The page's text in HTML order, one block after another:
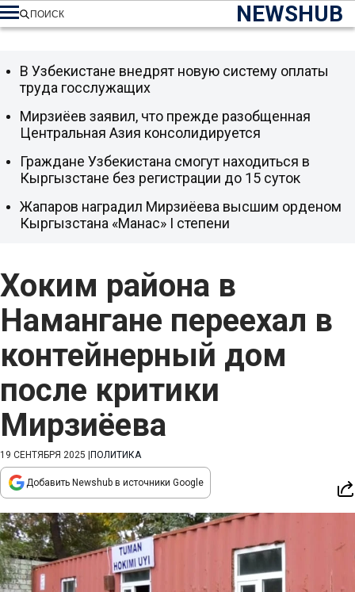
NEWSHUB
ПОИСК
Хоким района в
Намангане переехал в
контейнерный дом
после критики
Мирзиёева
19 СЕНТЯБРЯ 2025 ПОЛИТИКА
Добавить Newshub в источники Google
В Узбекистане внедрят новую систему оплаты
труда госслужащих
Мирзиёев заявил, что прежде разобщенная
Центральная Азия консолидируется
Граждане Узбекистана смогут находиться в
Кыргызстане без регистрации до 15 суток
Жапаров наградил Мирзиёева высшим орденом
Кыргызстана «Манас» I степени